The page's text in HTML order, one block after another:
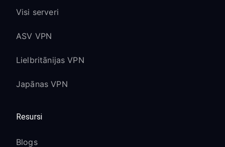
Visi serveri
ASV VPN
Lielbritānijas VPN
Japānas VPN
Resursi
Blogs